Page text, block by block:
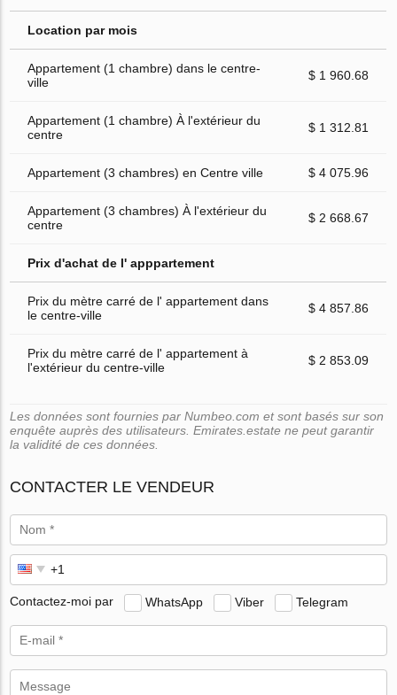
Location par mois
Appartement (1 chambre) dans le centre-
ville
$ 1 960.68
Appartement (1 chambre) À l'extérieur du
centre
$ 1 312.81
Appartement (3 chambres) en Centre ville $ 4 075.96
Appartement (3 chambres) À l'extérieur du
centre
$ 2 668.67
Prix d'achat de l' apppartement
Prix du mètre carré de l' appartement dans
le centre-ville
$ 4 857.86
Prix du mètre carré de l' appartement à
l'extérieur du centre-ville
$ 2 853.09
Les données sont fournies par Numbeo.com et sont basés sur son
enquête auprès des utilisateurs. Emirates.estate ne peut garantir
la validité de ces données.
CONTACTER LE VENDEUR
Contactez-moi par WhatsApp Viber Telegram